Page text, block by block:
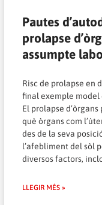
Pautes
prolapse
assumpte
Risc de prolapse en
final exemple model
El prolapse
què òrgans com
des de la seva
l’afebliment del sòl
diversos factors,
LLEGIR MÉS »